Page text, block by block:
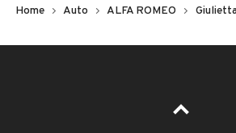
Home Auto ALFA ROMEO